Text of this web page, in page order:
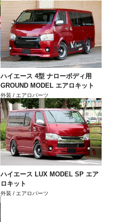
ハイエース 4型 ナローボディ用
GROUND MODEL エアロキット
外装 / エアロパーツ
ハイエース LUX MODEL SP エア
ロキット
外装 / エアロパーツ